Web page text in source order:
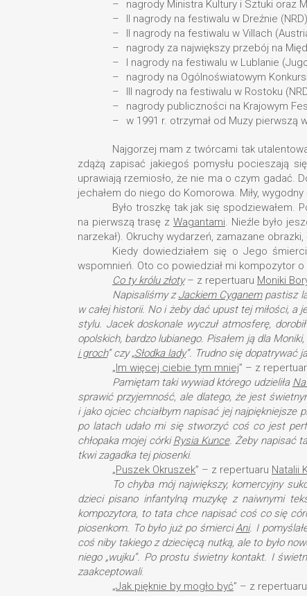
nagrody Ministra Kultury i Sztuki oraz
II nagrody na festiwalu w Dreźnie
II nagrody na festiwalu w Villach
nagrody za największy przebój na
I nagrody na festiwalu w Lublanie
nagrody na Ogólnoświatowym
III nagrody na festiwalu w Rostoku
nagrody publiczności na Krajowym
w 1991 r. otrzymał od Muzy pierwszą
Najgorzej mam z twórcami tak
zdążą zapisać jakiegoś pomysłu pocieszają
uprawiają rzemiosło, że nie ma o czym gadać.
jechałem do niego do Komorowa. Miły,
Było troszkę tak jak się spodziewałem.
na pierwszą trasę z Wagantami. Nieźle było
narzekał). Okruchy wydarzeń, zamazane
Kiedy dowiedziałem się o Jego
wspomnień. Oto co powiedział mi kompozytor
Co ty królu złoty– z repertuaru Moniki
Napisaliśmy zJackiem Cyganempastisz
w całej historii. No i żeby dać upust tej miłości, a
stylu. Jacek doskonale wyczuł atmosferę,
opolskich, bardzo lubianego. Pisałem ją dla
i groch” czy „Słodka lady”. Trudno się dopatrywać
„Im więcej ciebie tym mniej” – z
Pamiętam taki wywiad którego udzieliła
sprawić przyjemność, ale dlatego, że jest
i jako ojciec chciałbym napisać jej najpiękniejsze
po latach udało mi się stworzyć coś co jest
chłopaka mojej córkiRysia Kunce. Żeby napisać
tkwi zagadka tej piosenki.
„Puszek Okruszek” – z repertuaru Natalii
To chyba mój największy, komercyjny
dzieci pisano infantylną muzykę z naiwnymi
kompozytora, to tata chce napisać coś co się
piosenkom. To było już po śmierciAni. I
coś niby takiego z dziecięcą nutką, ale to było
niego „wujku”. Po prostu świetny kontakt. I
zaakceptowali.
„Jak pięknie by mogło być” – z repertuaru